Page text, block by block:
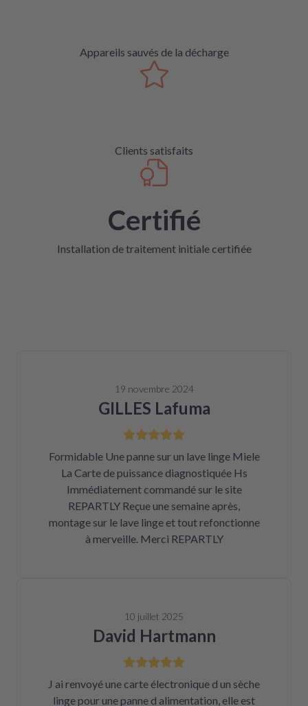
Appareils sauvés de la décharge
Clients satisfaits
Certifié
Installation de traitement initiale certifiée
19 novembre 2024
GILLES Lafuma
Formidable Une panne sur un lave linge Miele
La Carte de puissance diagnostiquée Hs
Immédiatement commandé sur le site
REPARTLY Reçue une semaine après,
montage sur le lave linge et tout refonctionne
à merveille. Merci REPARTLY
10 juillet 2025
David Hartmann
J ai renvoyé une carte électronique d un sèche
linge pour une panne d alimentation, elle est